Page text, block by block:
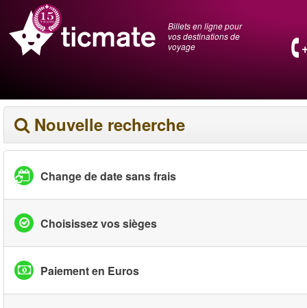
Billets en ligne pour
vos destinations de
voyage
Nouvelle recherche
Change de date sans frais
Choisissez vos sièges
Paiement en Euros